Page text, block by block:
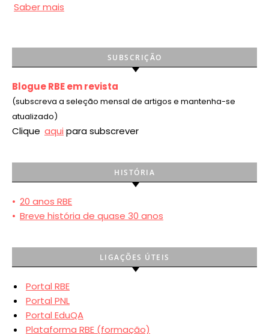
Saber mais
SUBSCRIÇÃO
Blogue RBE em revista
(subscreva a seleção mensal de artigos e mantenha-se
atualizado)
Clique aqui para subscrever
HISTÓRIA
• 20 anos RBE
• Breve história de quase 30 anos
LIGAÇÕES ÚTEIS
Portal RBE
Portal PNL
Portal EduQA
Plataforma RBE (formação)